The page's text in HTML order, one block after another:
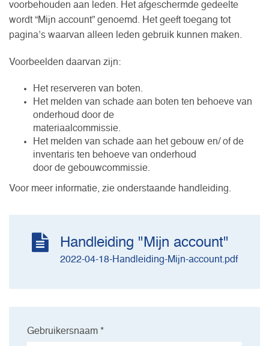
voorbehouden aan leden. Het afgeschermde gedeelte
wordt “Mijn account” genoemd. Het geeft toegang tot
pagina’s waarvan alleen leden gebruik kunnen maken.
Voorbeelden daarvan zijn:
Het reserveren van boten.
Het melden van schade aan boten ten behoeve van
onderhoud door de
materiaalcommissie.
Het melden van schade aan het gebouw en/ of de
inventaris ten behoeve van onderhoud
door de gebouwcommissie.
Voor meer informatie, zie onderstaande handleiding.
Handleiding "Mijn account"
2022-04-18-Handleiding-Mijn-account.pdf
Gebruikersnaam *